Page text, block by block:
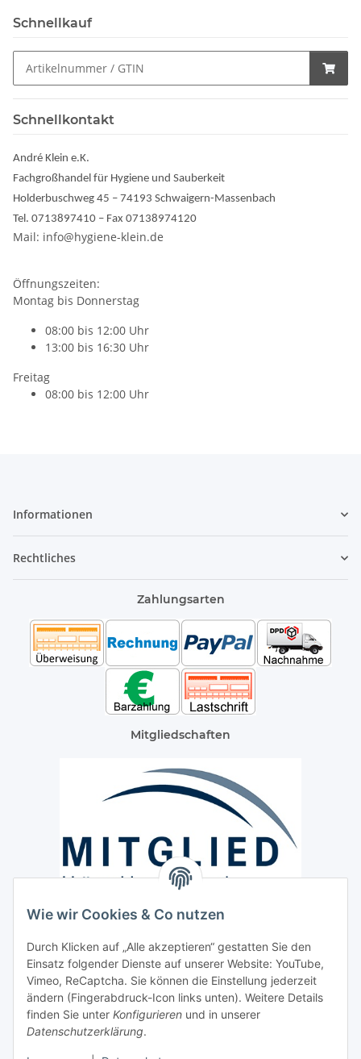
Wie wir Cookies & Co nutzen
Durch Klicken auf „Alle akzeptieren“ gestatten Sie den
Einsatz folgender Dienste auf unserer Website: YouTube,
Vimeo, ReCaptcha. Sie können die Einstellung jederzeit
ändern (Fingerabdruck-Icon links unten). Weitere Details
finden Sie unter Konfigurieren und in unserer
Datenschutzerklärung.
Schnellkauf
Schnellkontakt
André Klein e.K.
Fachgroßhandel für Hygiene und Sauberkeit
Holderbuschweg 45 – 74193 Schwaigern-Massenbach
Tel. 0713897410 – Fax 07138974120
Mail: info@hygiene-klein.de
Öffnungszeiten:
Montag bis Donnerstag
08:00 bis 12:00 Uhr
13:00 bis 16:30 Uhr
Freitag
08:00 bis 12:00 Uhr
Informationen
Rechtliches
Zahlungsarten
Mitgliedschaften
Paketdienst und Spedition
Regionaler Lieferservice im Umkreis von ca. 60 Km
Sicherheit